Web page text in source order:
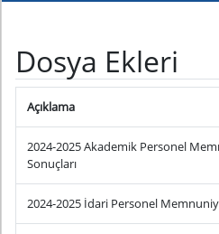
Dosya Ekleri
Açıklama
2024-2025 Akademik Personel
Sonuçları
2024-2025 İdari Personel